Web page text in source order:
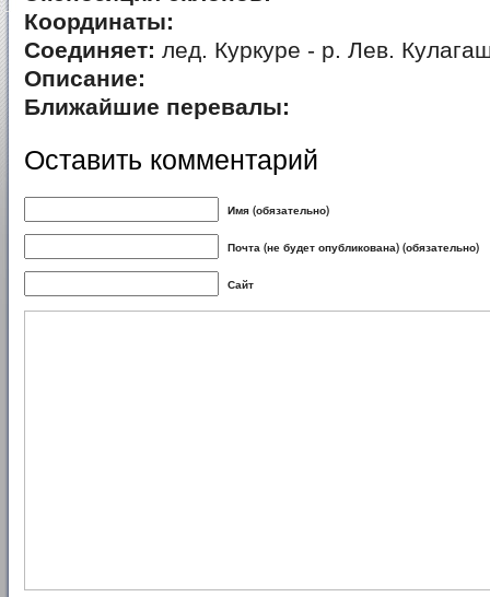
Координаты:
Соединяет: лед. Куркуре - р. Лев.
Описание:
Ближайшие перевалы:
Оставить комментарий
Имя (обязательно)
Почта (не будет опубликована) (обязательно)
Сайт